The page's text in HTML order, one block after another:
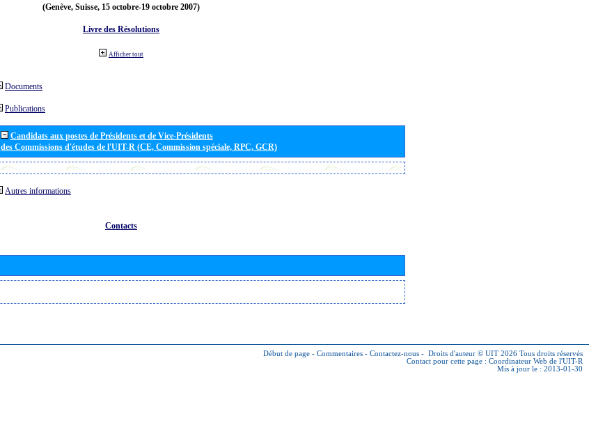
(Genève, Suisse, 15 octobre-19 octobre 2007)
Livre des Résolutions
Afficher tout
Documents
Publications
Candidats aux postes de Présidents et de Vice-Présidents
des Commissions d'études de l'UIT-R (CE, Commission spéciale, RPC, GCR)
Autres informations
Contacts
Début de page - Commentaires - Contactez-nous - Droits d'auteur © UIT 2026 Tous droits réservés
Contact pour cette page : Coordinateur Web de l'UIT-R
Mis à jour le : 2013-01-30